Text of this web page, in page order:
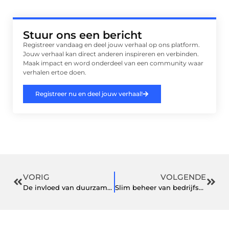
Stuur ons een bericht
Registreer vandaag en deel jouw verhaal op ons platform.
Jouw verhaal kan direct anderen inspireren en verbinden.
Maak impact en word onderdeel van een community waar
verhalen ertoe doen.
Registreer nu en deel jouw verhaal!
VORIG
De invloed van duurzame gastronomie op de toekomst van fine dining
VOLGENDE
Slim beheer van bedrijfsmiddelen met elektronische lockers